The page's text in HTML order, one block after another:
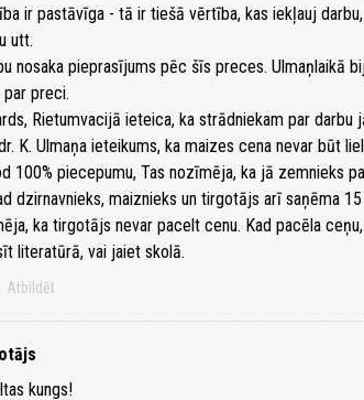
ir pastāvīga - tā ir tiešā vērtība, kas iekļauj
utt.
nosaka pieprasījums pēc šīs preces. Ulmaņlaikā
preci.
Rietumvacijā ieteica, ka strādniekam par darbu
K. Ulmaņa ieteikums, ka maizes cena nevar būt
100% piecepumu, Tas nozīmēja, ka jā zemnieks
dzirnavnieks, maiznieks un tirgotājs arī saņēma
ka tirgotājs nevar pacelt cenu. Kad pacēla
literatūrā, vai jaiet skolā.
Atbildēt
kungs!